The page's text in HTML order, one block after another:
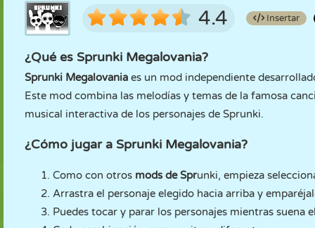
4.4 Insertar
¿Qué es Sprunki Megalovania?
Sprunki Megalovania es un mod independiente
Este mod combina las melodías y temas de la famosa
musical interactiva de los personajes de Sprunki.
¿Cómo jugar a Sprunki Megalovania?
Como con otros mods de Sprunki, empieza
Arrastra el personaje elegido hacia arriba y
Puedes tocar y parar los personajes mientras suena